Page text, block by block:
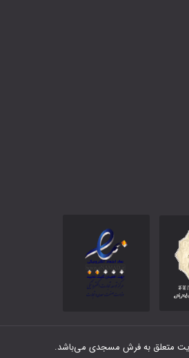
متعلق به فرش مسجدی می‌باشد.